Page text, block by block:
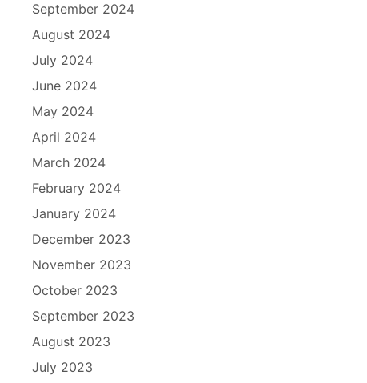
September 2024
August 2024
July 2024
June 2024
May 2024
April 2024
March 2024
February 2024
January 2024
December 2023
November 2023
October 2023
September 2023
August 2023
July 2023